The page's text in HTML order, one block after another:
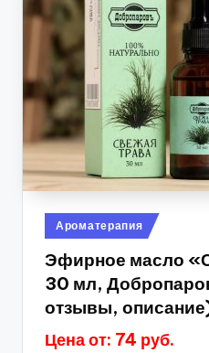
Опубликовано
в
Ароматерапия
Эфирное масло
30 мл,
отзывы,
Цена от: 74 руб.